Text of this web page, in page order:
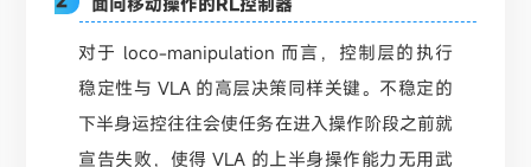
对于 loco-manipulation 而言，控制层的执行
稳定性与 VLA 的高层决策同样关键。不稳定的
下半身运控往往会使任务在进入操作阶段之前就
宣告失败，使得 VLA 的上半身操作能力无用武